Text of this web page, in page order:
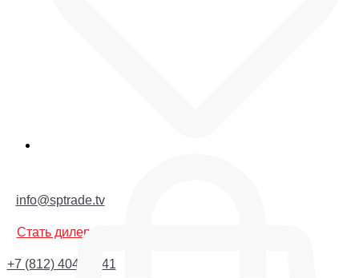
info@sptrade.tv
Стать дилером
+7 (812) 404-44-41